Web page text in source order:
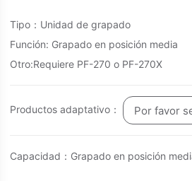
Tipo：Unidad de grapado
Función:​​ Grapado en posición media
Otro:Requiere PF-270 o PF-270X
Productos adaptativo：
Capacidad：​​Grapado en posición